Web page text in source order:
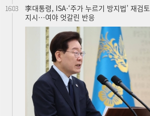
김민석 “갈등 제로” vs 정청래 “한 번 배신하
면 또”…제주서 난타전